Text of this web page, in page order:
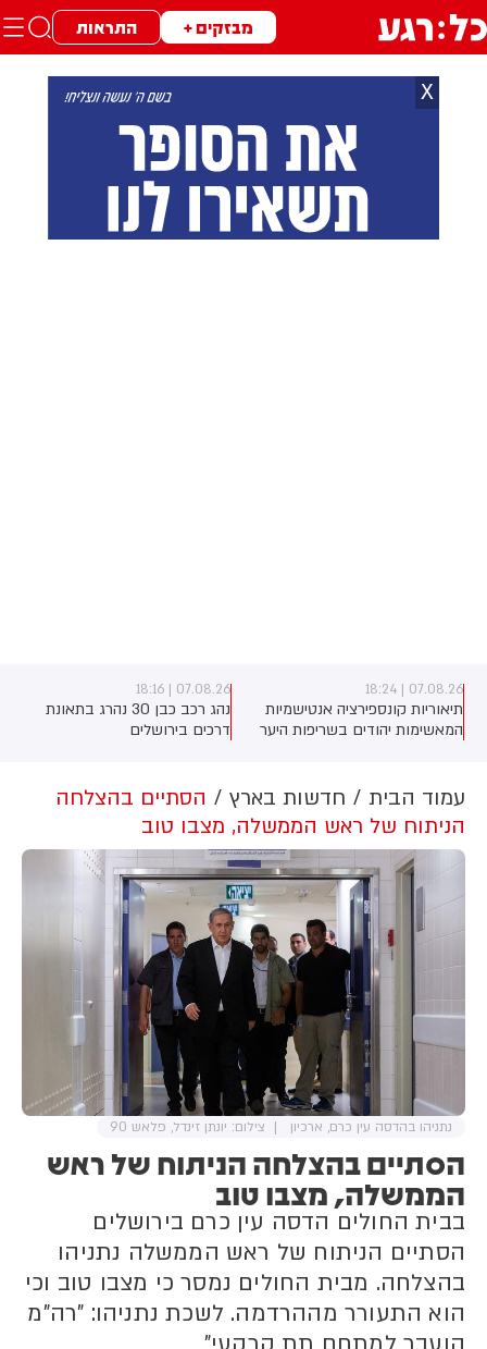
מבזקים + התראות
X
07.08.26 | 18:24
תיאוריות קונספירציה אנטישמיות
המאשימות יהודים בשריפות היער
מניתוח חדש של CyberWell, ארגון
המנטר אנטישמיות ברשת. הדו"ח
מצא כי פוסטים זהים ב-X שותפו
בצרפתית, אנגלית וספרדית, בטענה
שיהודים הם שהציתו במכוון את
השריפות בצרפת, ספרד ונורבגיה
בטרה להרוויח פוליטית או כלכלית
מהמצב.
07.08.26 | 18:16
נהג רכב כבן 30 נהרג בתאונת
דרכים בירושלים
עמוד הבית חדשות בארץ
הסתיים בהצלחה
הניתוח של ראש הממשלה, מצבו טוב
הסתיים בהצלחה הניתוח של ראש
הממשלה, מצבו טוב
בבית החולים הדסה עין כרם בירושלים
הסתיים הניתוח של ראש הממשלה נתניהו
בהצלחה. מבית החולים נמסר כי מצבו טוב וכי
הוא התעורר מההרדמה. לשכת נתניהו: "רה"מ
נתניהו בהדסה עין כרם, ארכיון צילום: יונתן זינדל, פלאש 90